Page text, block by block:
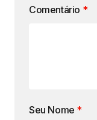
Comentário *
Seu Nome *